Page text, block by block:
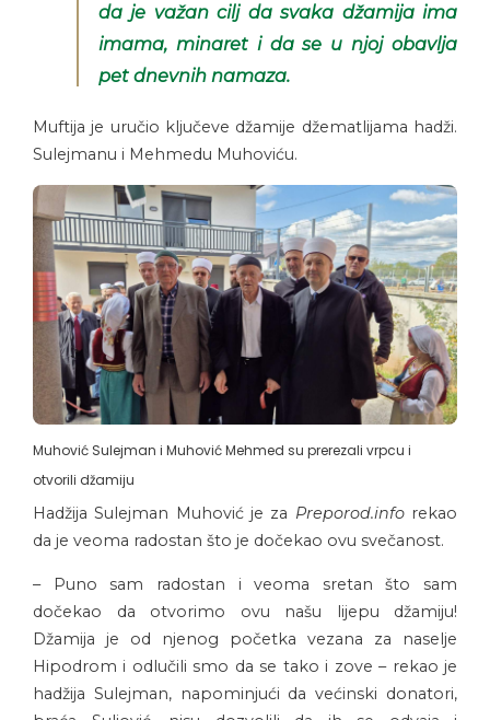
da je važan cilj da svaka džamija ima
imama, minaret i da se u njoj obavlja
pet dnevnih namaza.
Muftija je uručio ključeve džamije džematlijama hadži.
Sulejmanu i Mehmedu Muhoviću.
Muhović Sulejman i Muhović Mehmed su prerezali vrpcu i
otvorili džamiju
Hadžija Sulejman Muhović je za Preporod.inforekao
da je veoma radostan što je dočekao ovu svečanost.
– Puno sam radostan i veoma sretan što sam
dočekao da otvorimo ovu našu lijepu džamiju!
Džamija je od njenog početka vezana za naselje
Hipodrom i odlučili smo da se tako i zove – rekao je
hadžija Sulejman, napominjući da većinski donatori,